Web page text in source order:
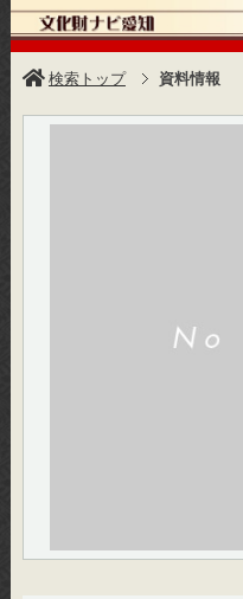
検索トップ 資料情報